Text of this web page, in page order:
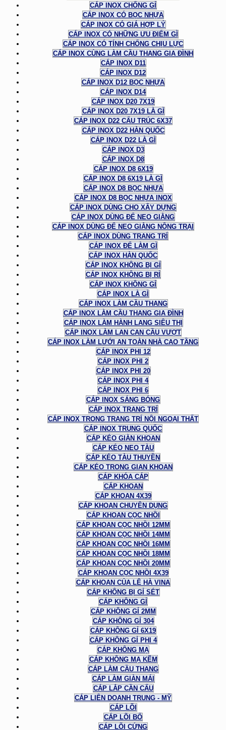
CÁP INOX CHỐNG GỈ
CÁP INOX CÓ BỌC NHỰA
CÁP INOX CÓ GIÁ HỢP LÝ
CÁP INOX CÓ NHỮNG ƯU ĐIỂM GÌ
CÁP INOX CÓ TÍNH CHỐNG CHỊU LỰC
CÁP INOX CÙNG LÀM CẦU THANG GIA ĐÌNH
CÁP INOX D11
CÁP INOX D12
CÁP INOX D12 BỌC NHỰA
CÁP INOX D14
CÁP INOX D20 7X19
CÁP INOX D20 7X19 LÀ GÌ
CÁP INOX D22 CẤU TRÚC 6X37
CÁP INOX D22 HÀN QUỐC
CÁP INOX D22 LÀ GÌ
CÁP INOX D3
CÁP INOX D8
CÁP INOX D8 6X19
CÁP INOX D8 6X19 LÀ GÌ
CÁP INOX D8 BỌC NHỰA
CÁP INOX D8 BỌC NHỰA INOX
CÁP INOX DÙNG CHO XÂY DỰNG
CÁP INOX DÙNG ĐỂ NEO GIẰNG
CÁP INOX DÙNG ĐỂ NEO GIẰNG NÔNG TRẠI
CÁP INOX DÙNG TRANG TRÍ
CÁP INOX ĐỂ LÀM GÌ
CÁP INOX HÀN QUỐC
CÁP INOX KHÔNG BỊ GỈ
CÁP INOX KHÔNG BỊ RỈ
CÁP INOX KHÔNG GỈ
CÁP INOX LÀ GÌ
CÁP INOX LÀM CẦU THANG
CÁP INOX LÀM CẦU THANG GIA ĐÌNH
CÁP INOX LÀM HÀNH LANG SIÊU THỊ
CÁP INOX LÀM LAN CAN CẦU VƯỢT
CÁP INOX LÀM LƯỚI AN TOÀN NHÀ CAO TẦNG
CÁP INOX PHI 12
CÁP INOX PHI 2
CÁP INOX PHI 20
CÁP INOX PHI 4
CÁP INOX PHI 6
CÁP INOX SÁNG BÓNG
CÁP INOX TRANG TRÍ
CÁP INOX TRONG TRANG TRÍ NỘI NGOẠI THẤT
CÁP INOX TRUNG QUỐC
CÁP KÉO GIÀN KHOAN
CÁP KÉO NEO TÀU
CÁP KÉO TÀU THUYỀN
CÁP KÉO TRONG GIAN KHOAN
CÁP KHÓA CÁP
CÁP KHOAN
CÁP KHOAN 4X39
CÁP KHOAN CHUYÊN DỤNG
CÁP KHOAN CỌC NHỒI
CÁP KHOAN CỌC NHỒI 12MM
CÁP KHOAN CỌC NHỒI 14MM
CÁP KHOAN CỌC NHỒI 16MM
CÁP KHOAN CỌC NHỒI 18MM
CÁP KHOAN CỌC NHỒI 20MM
CÁP KHOAN CỌC NHỒI 4X39
CÁP KHOAN CỦA LÊ HÀ VINA
CÁP KHÔNG BỊ GỈ SÉT
CÁP KHÔNG GỈ
CÁP KHÔNG GỈ 2MM
CÁP KHÔNG GỈ 304
CÁP KHÔNG GỈ 6X19
CÁP KHÔNG GỈ PHI 4
CÁP KHÔNG MẠ
CÁP KHÔNG MẠ KẼM
CÁP LÀM CẦU THANG
CÁP LÀM GIÀN MÁI
CÁP LẮP CẦN CẨU
CÁP LIÊN DOANH TRUNG - MỸ
CÁP LÕI
CÁP LÕI BỐ
CÁP LÕI CỨNG